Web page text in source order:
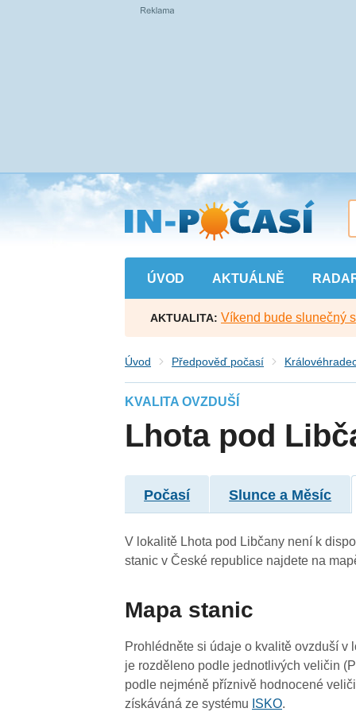
Přejít
na
hlavní
obsah
ÚVOD AKTUÁLNĚ
AKTUALITA: Víkend bude slunečný
Úvod Předpověď počasí
KVALITA OVZDUŠÍ
Lhota pod
Počasí Slunce a Měsíc
V lokalitě Lhota pod Libčany není k
stanic v České republice najdete na
Mapa stanic
Prohlédněte si údaje o kvalitě ovzduší
je rozděleno podle jednotlivých veličin
podle nejméně příznivě hodnocené
získáváná ze systému ISKO.
3